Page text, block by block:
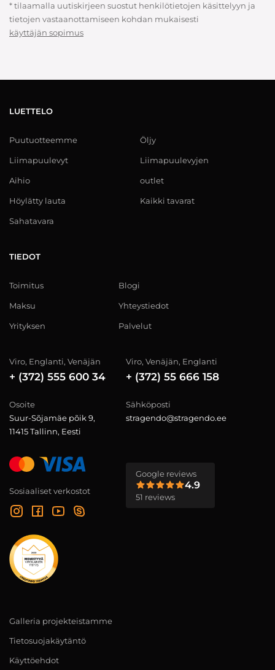
* tilaamalla uutiskirjeen suostut henkilötietojen käsittelyyn ja
tietojen vastaanottamiseen kohdan mukaisesti
käyttäjän sopimus
LUETTELO
Puutuotteemme
Liimapuulevyt
Aihio
Höylätty lauta
Sahatavara
Öljy
Liimapuulevyjen
outlet
Kaikki tavarat
TIEDOT
Toimitus
Maksu
Yrityksen
Blogi
Yhteystiedot
Palvelut
Viro, Englanti, Venäjän
+ (372) 555 600 34
Viro, Venäjän, Englanti
+ (372) 55 666 158
Osoite
Suur-Sõjamäe põik 9,
11415 Tallinn, Eesti
Sähköposti
stragendo@stragendo.ee
Sosiaaliset verkostot
Google reviews
4.9
51 reviews
Galleria projekteistamme
Tietosuojakäytäntö
Käyttöehdot